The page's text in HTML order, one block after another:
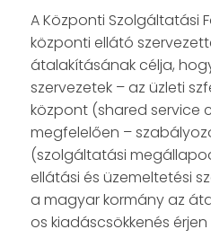
A Központi Szolgáltatási
központi ellátó
átalakításának célja,
szervezetek – az üzleti
központ (shared service
megfelelően –
(szolgáltatási
ellátási és üzemeltetési
a magyar kormány az
os kiadáscsökkenés érjen